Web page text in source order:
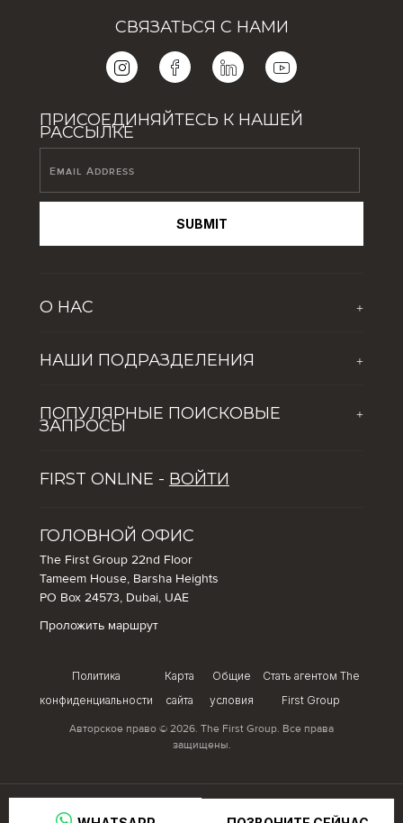
СВЯЗАТЬСЯ С НАМИ
ПРИСОЕДИНЯЙТЕСЬ К НАШЕЙ
РАССЫЛКЕ
SUBMIT
О НАС +
Новости
Вакансии
НАШИ ПОДРАЗДЕЛЕНИЯ +
Global Solutions by The First Group
Управление активами
ПОПУЛЯРНЫЕ ПОИСКОВЫЕ
ЗАПРОСЫ
+
ТУРИСТОВ
Как инвестировать в Дубай: использование
возможностей в сфере недвижимости и гостиничного
бизнеса города
FIRST ONLINE - ВОЙТИ
ГОЛОВНОЙ ОФИС
The First Group 22nd Floor
Tameem House, Barsha Heights
PO Box 24573, Dubai, UAE
Проложить маршрут
Политика
конфиденциальности
Карта
сайта
Общие
условия
Стать агентом The
First Group
Авторское право © 2026. The First Group. Все права
защищены.